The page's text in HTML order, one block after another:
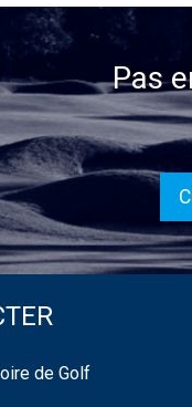
Pas
de Golf